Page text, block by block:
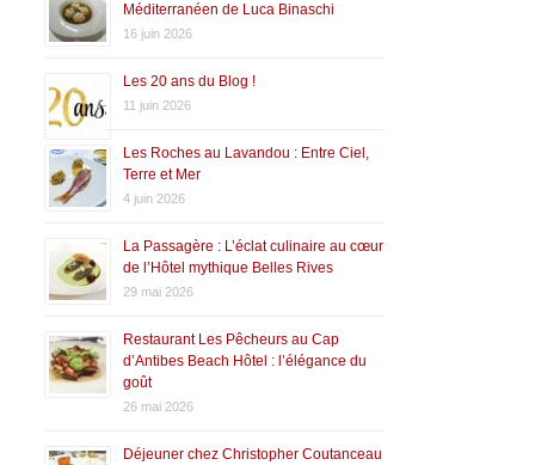
Méditerranéen de Luca Binaschi
16 juin 2026
Les 20 ans du Blog !
11 juin 2026
Les Roches au Lavandou : Entre Ciel,
Terre et Mer
4 juin 2026
La Passagère : L’éclat culinaire au cœur
de l’Hôtel mythique Belles Rives
29 mai 2026
Restaurant Les Pêcheurs au Cap
d’Antibes Beach Hôtel : l’élégance du
goût
26 mai 2026
Déjeuner chez Christopher Coutanceau